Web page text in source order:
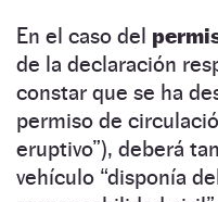
En el caso del
de la declaración
constar que se ha
permiso de
eruptivo”), deberá
vehículo “disponía